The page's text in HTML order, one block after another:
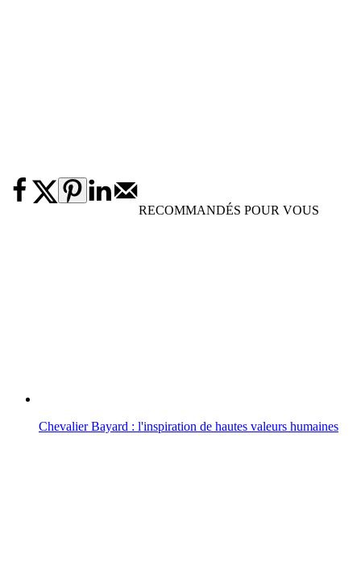
RECOMMANDÉS POUR VOUS
Chevalier Bayard : l'inspiration de hautes valeurs humaines